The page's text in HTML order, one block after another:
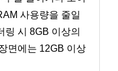
사용량을 줄일
링 시 8GB 이상의
면에는 12GB 이상